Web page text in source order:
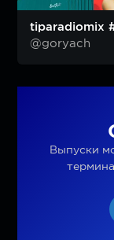
tiparadiomix
@goryach
Выпуски